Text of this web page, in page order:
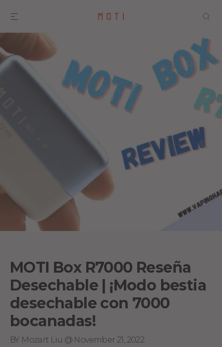
MOTI Box R7000 Reseña
Desechable | ¡Modo bestia
desechable con 7000
bocanadas!
BY Mozart Liu @ November 21, 2022